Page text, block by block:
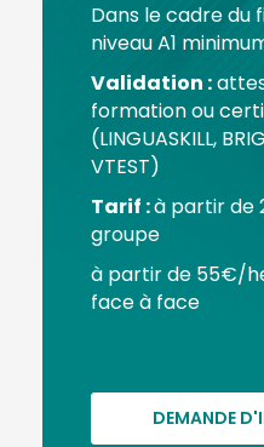
Dans le cadre du
niveau A1
Validation :
formation ou
(LINGUASKILL,
VTEST)
Tarif :à partir de
groupe
à partir de 55€/
face à face